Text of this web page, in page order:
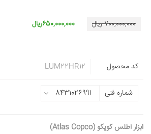
700,000,000 ریال 650,000,000ریال
کد محصول LUM22HR12
شماره فنی 8431026991
ابزار اطلس کوپکو (Atlas Copco)